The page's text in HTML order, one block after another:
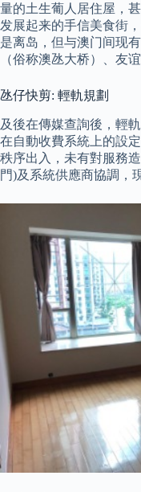
量的土生葡人居住屋，
发展起来的手信美食街
是离岛，但与澳门间现
（俗称澳氹大桥）、友
氹仔快剪: 輕軌規劃
及後在傳媒查詢後，輕
在自動收費系統上的設
秩序出入，未有對服務
門)及系統供應商協調，